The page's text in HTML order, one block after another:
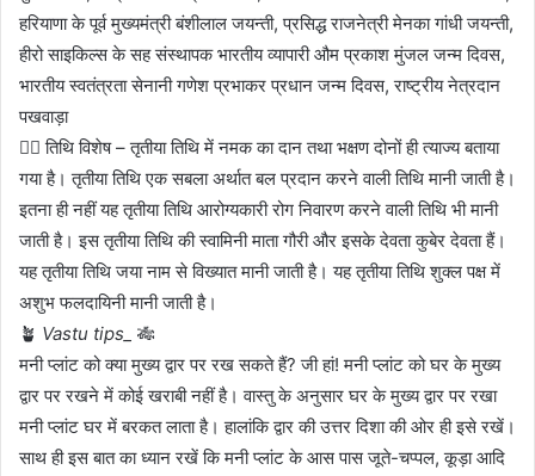
हरियाणा के पूर्व मुख्यमंत्री बंशीलाल जयन्ती, प्रसिद्ध राजनेत्री मेनका गांधी जयन्ती,
हीरो साइकिल्स के सह संस्थापक भारतीय व्यापारी औम प्रकाश मुंजल जन्म दिवस,
भारतीय स्वतंत्रता सेनानी गणेश प्रभाकर प्रधान जन्म दिवस, राष्ट्रीय नेत्रदान
पखवाड़ा
✍🏼 तिथि विशेष – तृतीया तिथि में नमक का दान तथा भक्षण दोनों ही त्याज्य बताया
गया है। तृतीया तिथि एक सबला अर्थात बल प्रदान करने वाली तिथि मानी जाती है।
इतना ही नहीं यह तृतीया तिथि आरोग्यकारी रोग निवारण करने वाली तिथि भी मानी
जाती है। इस तृतीया तिथि की स्वामिनी माता गौरी और इसके देवता कुबेर देवता हैं।
यह तृतीया तिथि जया नाम से विख्यात मानी जाती है। यह तृतीया तिथि शुक्ल पक्ष में
अशुभ फलदायिनी मानी जाती है।
🪴 Vastu tips_
🎋
मनी प्लांट को क्या मुख्य द्वार पर रख सकते हैं? जी हां! मनी प्लांट को घर के मुख्य
द्वार पर रखने में कोई खराबी नहीं है। वास्तु के अनुसार घर के मुख्य द्वार पर रखा
मनी प्लांट घर में बरकत लाता है। हालांकि द्वार की उत्तर दिशा की ओर ही इसे रखें।
साथ ही इस बात का ध्यान रखें कि मनी प्लांट के आस पास जूते-चप्पल, कूड़ा आदि